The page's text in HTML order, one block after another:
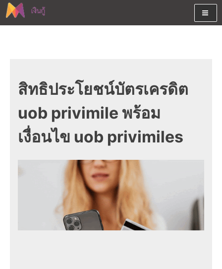
Skip
to
เงินสด และมีรีไฟแนนซ์ด้วย
สิทธิประโยชน์บัตรเครดิต
uob privimile พร้อม
เงื่อนไข uob privimiles